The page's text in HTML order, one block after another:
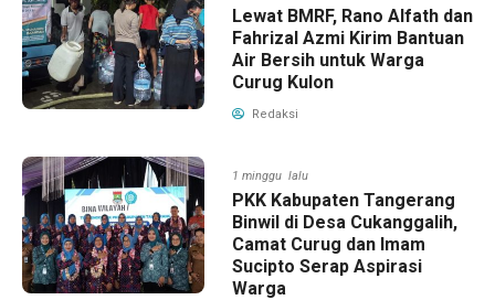
Lewat BMRF, Rano Alfath dan
Fahrizal Azmi Kirim Bantuan
Air Bersih untuk Warga
Curug Kulon
Redaksi
1 minggu lalu
PKK Kabupaten Tangerang
Binwil di Desa Cukanggalih,
Camat Curug dan Imam
Sucipto Serap Aspirasi
Warga